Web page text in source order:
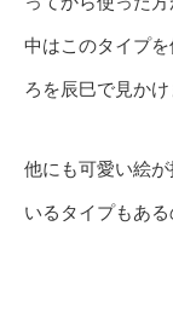
中はこのタイプ
ろを辰巳で見かけ
他にも可愛い絵
いるタイプもあ